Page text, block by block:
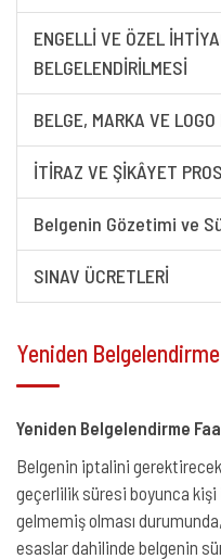
ENGELLI VE ÖZEL
BELGELENDIRILMESI
BELGE, MARKA VE
İTIRAZ VE ŞIKÂYET
Belgenin Gözetimi ve
SINAV ÜCRETLERİ
Yeniden
Yeniden Belgelendirme
Belgenin iptalini
geçerlilik süresi boyunca kişi
gelmemiş olması
esaslar dahilinde belgenin